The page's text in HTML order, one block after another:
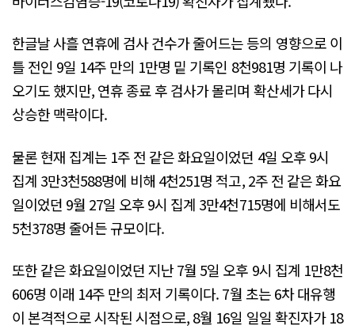
한글날 사흘 연휴에 검사 건수가 줄어드는 등의 영향으로 이
틀 전인 9일 14주 만의 1만명 밑 기록인 8천981명 기록이 나
오기도 했지만, 연휴 종료 후 검사가 몰리며 확산세가 다시
상승한 맥락이다.
물론 현재 집계는 1주 전 같은 화요일이었던 4일 오후 9시
집계 3만3천588명에 비해 4천251명 적고, 2주 전 같은 화요
일이었던 9월 27일 오후 9시 집계 3만4천715명에 비해서도
5천378명 줄어든 규모이다.
또한 같은 화요일이었던 지난 7월 5일 오후 9시 집계 1만8천
606명 이래 14주 만의 최저 기록이다. 7월 초는 6차 대유행
이 본격적으로 시작된 시점으로, 8월 16일 일일 확진자가 18